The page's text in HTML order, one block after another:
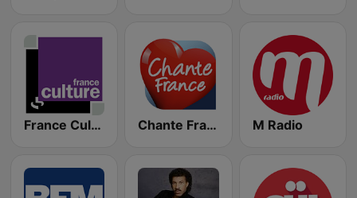
France Culture Chante France M Radio